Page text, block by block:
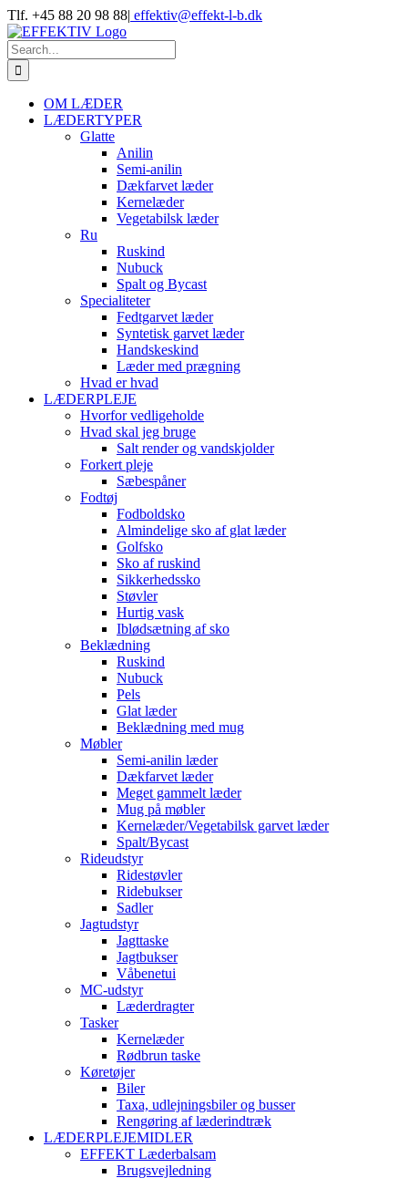
Skip
to
content
Tlf. +45 88 20 98 88| effektiv@effekt-l-b.dk
Search
for:
OM LÆDER
LÆDERTYPER
Glatte
Anilin
Semi-anilin
Dækfarvet læder
Kernelæder
Vegetabilsk læder
Ru
Ruskind
Nubuck
Spalt og Bycast
Specialiteter
Fedtgarvet læder
Syntetisk garvet læder
Handskeskind
Læder med prægning
Hvad er hvad
LÆDERPLEJE
Hvorfor vedligeholde
Hvad skal jeg bruge
Salt render og vandskjolder
Forkert pleje
Sæbespåner
Fodtøj
Fodboldsko
Almindelige sko af glat læder
Golfsko
Sko af ruskind
Sikkerhedssko
Støvler
Hurtig vask
Iblødsætning af sko
Beklædning
Ruskind
Nubuck
Pels
Glat læder
Beklædning med mug
Møbler
Semi-anilin læder
Dækfarvet læder
Meget gammelt læder
Mug på møbler
Kernelæder/Vegetabilsk garvet læder
Spalt/Bycast
Rideudstyr
Ridestøvler
Ridebukser
Sadler
Jagtudstyr
Jagttaske
Jagtbukser
Våbenetui
MC-udstyr
Læderdragter
Tasker
Kernelæder
Rødbrun taske
Køretøjer
Biler
Taxa, udlejningsbiler og busser
Rengøring af læderindtræk
LÆDERPLEJEMIDLER
EFFEKT Læderbalsam
Brugsvejledning